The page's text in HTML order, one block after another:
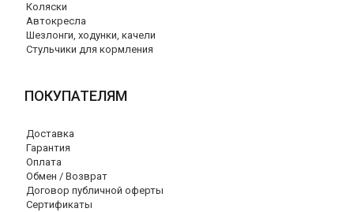
Коляски
Автокресла
Шезлонги, ходунки, качели
Стульчики для кормления
ПОКУПАТЕЛЯМ
Доставка
Гарантия
Оплата
Обмен / Возврат
Договор публичной оферты
Сертификаты